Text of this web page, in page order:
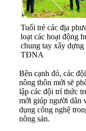
Tuổi trẻ các địa
loạt các hoạt động
chung tay xây
TĐNA
Bên cạnh đó, các
nông thôn mới sẽ
lập các đội trí thức
mới giúp người dân
dụng công nghệ
nông sản.